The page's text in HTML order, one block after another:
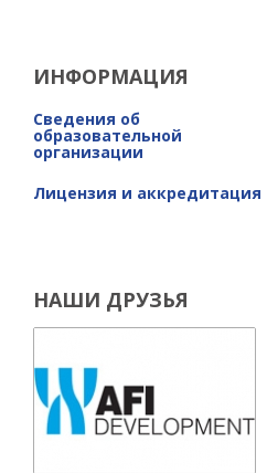
ИНФОРМАЦИЯ
Сведения об
образовательной
организации
Лицензия и аккредитация
НАШИ ДРУЗЬЯ